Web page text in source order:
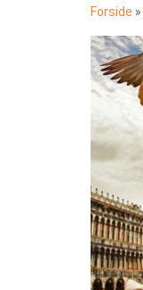
Forside »